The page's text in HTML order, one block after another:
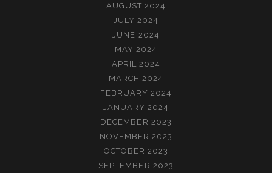
AUGUST 2024
JULY 2024
JUNE 2024
MAY 2024
APRIL 2024
MARCH 2024
FEBRUARY 2024
JANUARY 2024
DECEMBER 2023
NOVEMBER 2023
OCTOBER 2023
SEPTEMBER 2023